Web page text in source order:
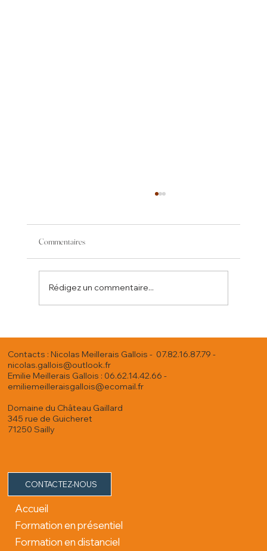
Commentaires
Rédigez un commentaire...
Contacts : Nicolas Meillerais Gallois - 07.82.16.87.79 -
nicolas.gallois@outlook.fr
Emilie Meillerais Gallois : 06.62.14.42.66 -
emiliemeilleraisgallois@ecomail.fr
Domaine du Château Gaillard
345 rue de Guicheret
71250 Sailly
CONTACTEZ-NOUS
Accueil
Formation en présentiel
Formation en distanciel